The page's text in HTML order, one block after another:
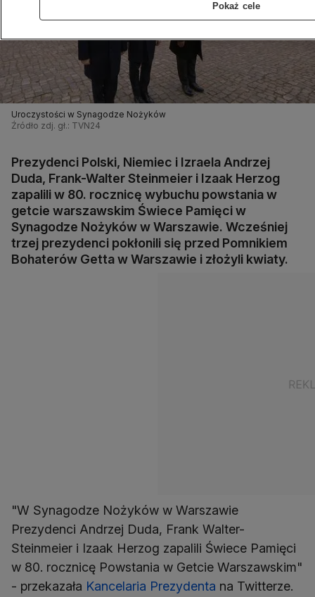
Uroczystości w Synagodze Nożyków
Źródło zdj. gł.: TVN24
Prezydenci Polski, Niemiec i Izraela Andrzej
Duda, Frank-Walter Steinmeier i Izaak Herzog
zapalili w 80. rocznicę wybuchu powstania w
getcie warszawskim Świece Pamięci w
Synagodze Nożyków w Warszawie. Wcześniej
trzej prezydenci pokłonili się przed Pomnikiem
Bohaterów Getta w Warszawie i złożyli kwiaty.
"W Synagodze Nożyków w Warszawie
Prezydenci Andrzej Duda, Frank Walter-
Steinmeier i Izaak Herzog zapalili Świece Pamięci
w 80. rocznicę Powstania w Getcie Warszawskim"
- przekazała Kancelaria Prezydenta na Twitterze.
Pokaż cele